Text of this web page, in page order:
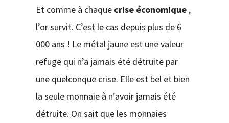
Et comme à chaque crise économique ,
l’or survit. C’est le cas depuis plus de 6
000 ans ! Le métal jaune est une valeur
refuge qui n’a jamais été détruite par
une quelconque crise. Elle est bel et bien
la seule monnaie à n’avoir jamais été
détruite. On sait que les monnaies